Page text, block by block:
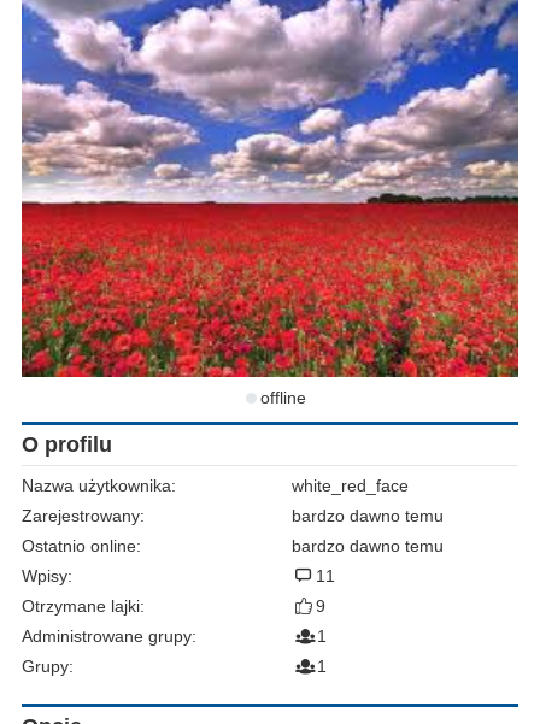
offline
O profilu
Nazwa użytkownika:
white_red_face
Zarejestrowany:
bardzo dawno temu
Ostatnio online:
bardzo dawno temu
Wpisy:
11
Otrzymane lajki:
9
Administrowane grupy:
1
Grupy:
1